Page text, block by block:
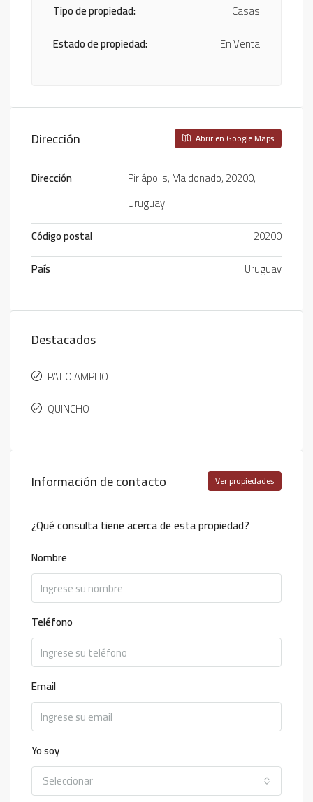
Tipo de propiedad:
Casas
Estado de propiedad:
En Venta
Dirección Abrir en Google Maps
Dirección
Piriápolis, Maldonado, 20200,
Uruguay
Código postal
20200
País
Uruguay
Destacados
PATIO AMPLIO
QUINCHO
Información de contacto Ver propiedades
¿Qué consulta tiene acerca de esta propiedad?
Nombre
Teléfono
Email
Yo soy
Seleccionar